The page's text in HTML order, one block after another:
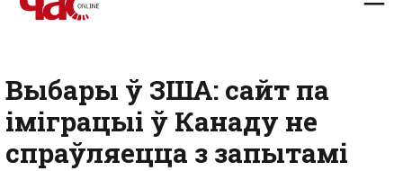
Выбары ў ЗША: сайт па
іміграцыі ў Канаду не
спраўляецца з запытамі